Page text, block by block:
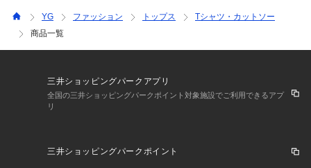
YG ファッション トップス
Tシャツ・カットソー
商品一覧
三井ショッピングパークアプリ
全国の三井ショッピングパークポイント対象施設でご利用できるアプ
リ
三井ショッピングパークポイント